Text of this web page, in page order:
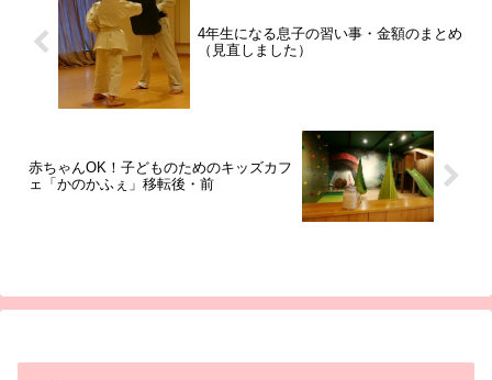
4年生になる息子の習い事・金額のまとめ
（見直しました）
赤ちゃんOK！子どものためのキッズカフ
ェ「かのかふぇ」移転後・前